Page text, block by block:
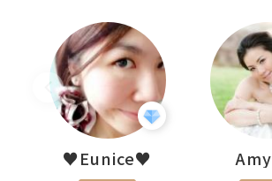
♥Eunice♥